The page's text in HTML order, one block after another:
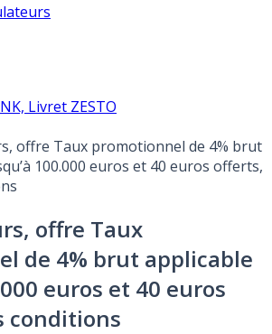
Livret ZESTO
offre Taux promotionnel de 4% brut
100.000 euros et 40 euros offerts,
offre Taux
de 4% brut applicable
euros et 40 euros
conditions